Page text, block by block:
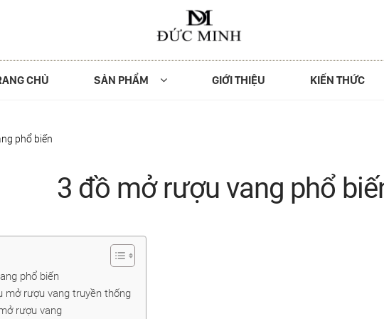
CHỦ SẢN PHẨM GIỚI THIỆU KIẾN THỨC
phổ biến
3 đồ mở rượu vang phổ
phổ biến
mở rượu vang truyền thống
rượu vang